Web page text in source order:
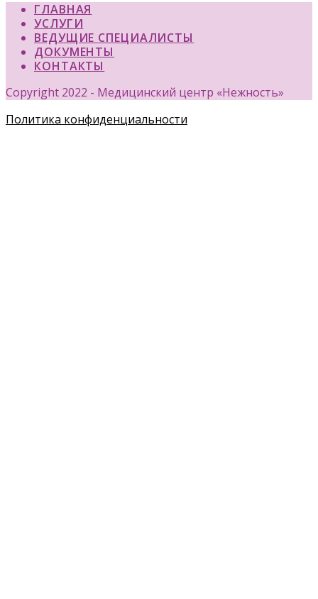
ГЛАВНАЯ
УСЛУГИ
ВЕДУЩИЕ СПЕЦИАЛИСТЫ
ДОКУМЕНТЫ
КОНТАКТЫ
Copyright 2022 - Медицинский центр «Нежность»
Политика конфиденциальности